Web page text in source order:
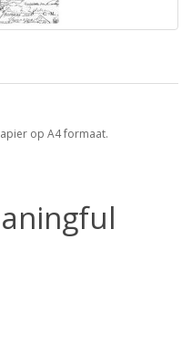
op A4 formaat.